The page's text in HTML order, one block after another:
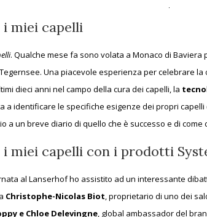
i miei capelli
. Qualche mese fa sono volata a Monaco di
Una piacevole esperienza per celebrare
dieci anni nel campo della cura dei capelli, la
a identificare le specifiche esigenze dei propri
a un breve diario di quello che è successo e di come
i miei capelli con i prodotti
al Lanserhof ho assistito ad un interessante
Christophe-Nicolas Biot, proprietario di uno dei
e Chloe Delevingne, global ambassador del